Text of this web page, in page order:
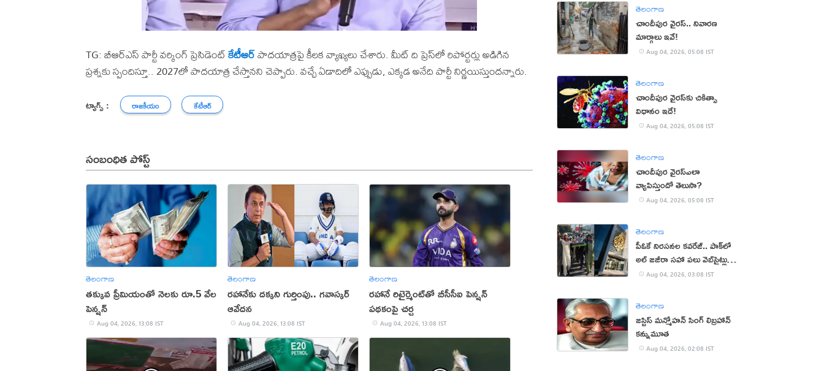
TG: బీఆర్ఎస్ పార్టీ వర్కింగ్ ప్రెసిడెంట్కేటీఆర్పాదయాత్రపై కీలక వ్యాఖ్యలు చేశారు. మీట్ ది ప్రెస్‌లో రిపోర్టర్లు అడిగిన
ప్రశ్నకు స్పందిస్తూ.. 2027లో పాదయాత్ర చేస్తానని చెప్పారు. వచ్చే ఏడాదిలో ఎప్పుడు, ఎక్కడ అనేది పార్టీ నిర్ణయిస్తుందన్నారు.
ట్యాగ్స్ : రాజకీయం కేటీఆర్
సంబంధిత పోస్ట్
తెలంగాణ
తక్కువ ప్రీమియంతో నెలకు రూ.5 వేల
పెన్షన్
Aug 04, 2026, 13:08 IST
తెలంగాణ
రహానేకు దక్కని గుర్తింపు.. గవాస్కర్
ఆవేదన
Aug 04, 2026, 13:08 IST
తెలంగాణ
రహానే రిటైర్మెంట్‌తో బీసీసీఐ పెన్షన్
పథకంపై చర్చ
Aug 04, 2026, 13:08 IST
తెలంగాణ
చాందీపుర వైరస్.. నివారణ
మార్గాలు ఇవే!
Aug 04, 2026, 05:08 IST
తెలంగాణ
చాందీపుర వైరస్‌కు చికిత్సా
విధానం ఇదే!
Aug 04, 2026, 05:08 IST
తెలంగాణ
చాందీపుర వైరస్ఎలా
వ్యాపిస్తుందో తెలుసా?
Aug 04, 2026, 05:08 IST
తెలంగాణ
పీఓకే నిరసనల కవరేజ్.. పాక్‌లో
అల్ జజీరా సహా పలు వెబ్‌సైట్లు
బంద్Aug 04, 2026, 03:08 IST
తెలంగాణ
జస్టిస్ మన్మోహన్ సింగ్ లిబ్రహాన్
కన్నుమూత
Aug 04, 2026, 02:08 IST